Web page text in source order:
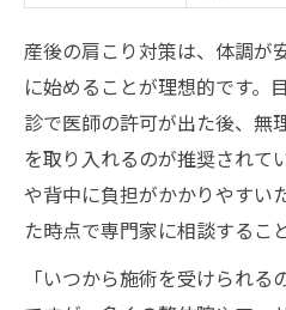
産後の肩こり対策は、体調が
に始めることが理想的です。
診で医師の許可が出た後、無
を取り入れるのが推奨されて
や背中に負担がかかりやすい
た時点で専門家に相談するこ
「いつから施術を受けられ